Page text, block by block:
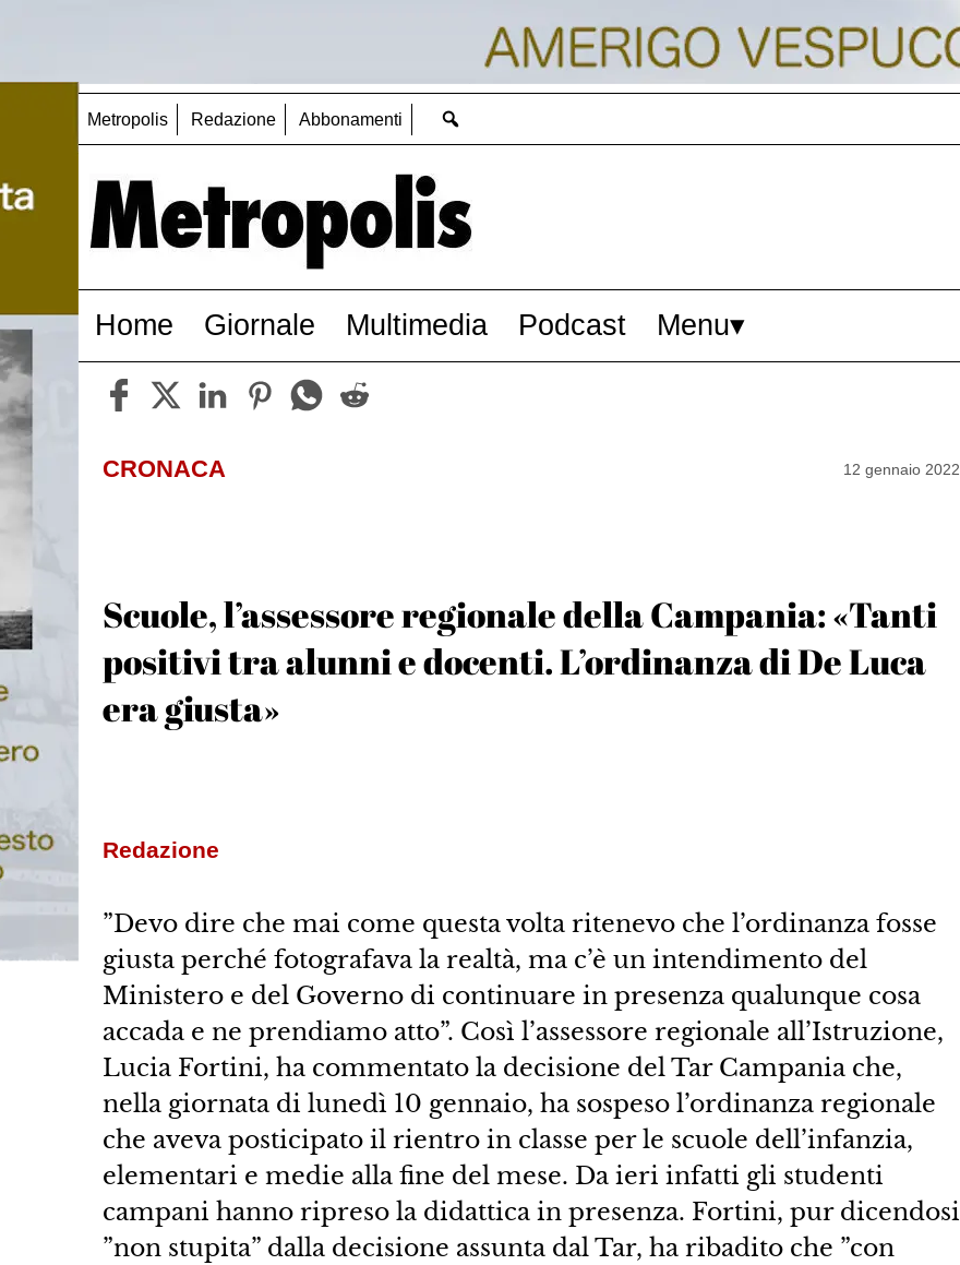
Metropolis Redazione Abbonamenti
Home Giornale Multimedia Podcast Menu
CRONACA 12 gennaio 2022
Scuole, l’assessore regionale della Campania: «Tanti
positivi tra alunni e docenti. L’ordinanza di De Luca
era giusta»
Redazione
”Devo dire che mai come questa volta ritenevo che l’ordinanza fosse
giusta perché fotografava la realtà, ma c’è un intendimento del
Ministero e del Governo di continuare in presenza qualunque cosa
accada e ne prendiamo atto”. Così l’assessore regionale all’Istruzione,
Lucia Fortini, ha commentato la decisione del Tar Campania che,
nella giornata di lunedì 10 gennaio, ha sospeso l’ordinanza regionale
che aveva posticipato il rientro in classe per le scuole dell’infanzia,
elementari e medie alla fine del mese. Da ieri infatti gli studenti
campani hanno ripreso la didattica in presenza. Fortini, pur dicendosi
”non stupita” dalla decisione assunta dal Tar, ha ribadito che ”con